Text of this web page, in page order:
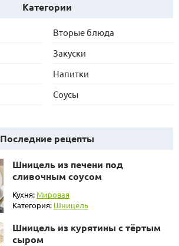
Категории
Вторые блюда
Закуски
Напитки
Соусы
Последние рецепты
Шницель из печени под
сливочным соусом
Кухня: Мировая
Категория: Шницель
Шницель из курятины с тёртым
сыром